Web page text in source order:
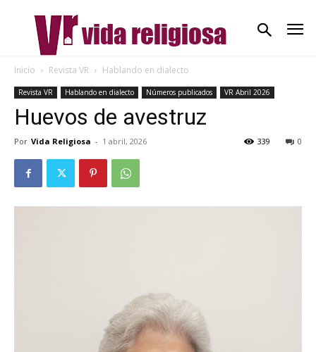
Inicio Revista VR Hablando en dialecto
Revista VR Hablando en dialecto Números publicados VR Abril 2026
Huevos de avestruz
Por Vida Religiosa - 1 abril, 2026 0
339